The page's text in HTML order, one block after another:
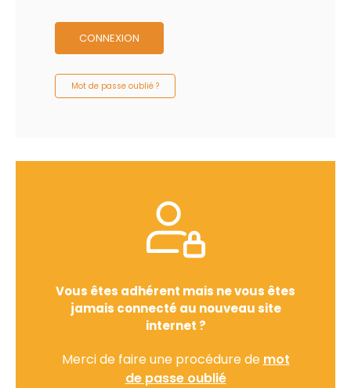
CONNEXION
Mot de passe oublié ?
Vous êtes adhérent mais ne vous êtes
jamais connecté au nouveau site
internet ?
Merci de faire une procédure de mot
de passe oublié